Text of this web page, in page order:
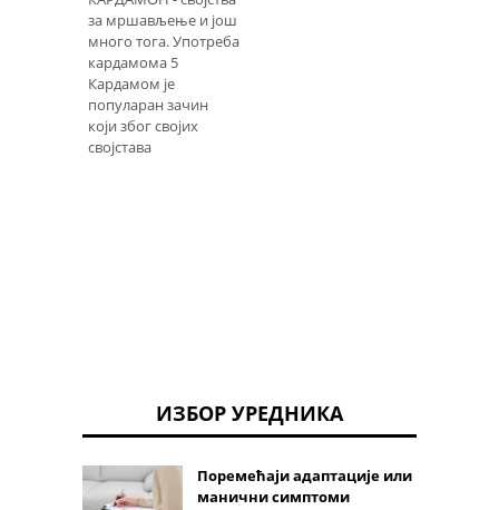
за мршављење и још
много тога. Употреба
кардамома 5
Кардамом је
популаран зачин
који због својих
својстава
ИЗБОР УРЕДНИКА
Поремећаји адаптације или
манични симптоми